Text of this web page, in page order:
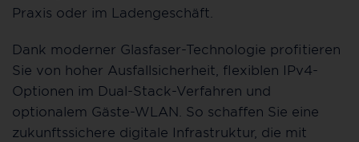
Praxis oder im Ladengeschäft.
Dank moderner Glasfaser-Technologie profitieren
Sie von hoher Ausfallsicherheit, flexiblen IPv4-
Optionen im Dual-Stack-Verfahren und
optionalem Gäste-WLAN. So schaffen Sie eine
zukunftssichere digitale Infrastruktur, die mit